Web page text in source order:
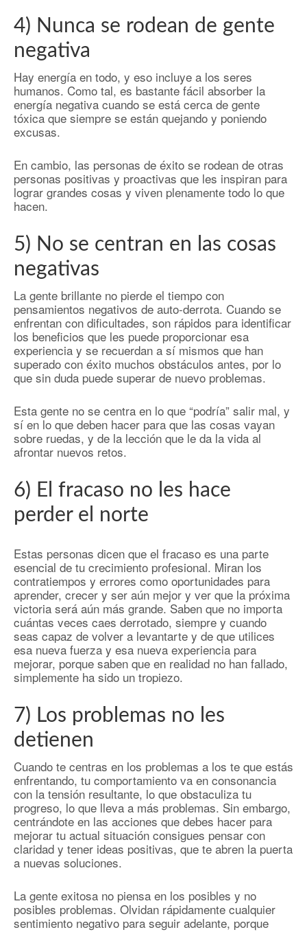
4) Nunca se rodean de gente
negativa
Hay energía en todo, y eso incluye a los seres
humanos. Como tal, es bastante fácil absorber la
energía negativa cuando se está cerca de gente
tóxica que siempre se están quejando y poniendo
excusas.
En cambio, las personas de éxito se rodean de otras
personas positivas y proactivas que les inspiran para
lograr grandes cosas y viven plenamente todo lo que
hacen.
5) No se centran en las cosas
negativas
La gente brillante no pierde el tiempo con
pensamientos negativos de auto-derrota. Cuando se
enfrentan con dificultades, son rápidos para identificar
los beneficios que les puede proporcionar esa
experiencia y se recuerdan a sí mismos que han
superado con éxito muchos obstáculos antes, por lo
que sin duda puede superar de nuevo problemas.
Esta gente no se centra en lo que “podría” salir mal, y
sí en lo que deben hacer para que las cosas vayan
sobre ruedas, y de la lección que le da la vida al
afrontar nuevos retos.
6) El fracaso no les hace
perder el norte
Estas personas dicen que el fracaso es una parte
esencial de tu crecimiento profesional. Miran los
contratiempos y errores como oportunidades para
aprender, crecer y ser aún mejor y ver que la próxima
victoria será aún más grande. Saben que no importa
cuántas veces caes derrotado, siempre y cuando
seas capaz de volver a levantarte y de que utilices
esa nueva fuerza y ​​esa nueva experiencia para
mejorar, porque saben que en realidad no han fallado,
simplemente ha sido un tropiezo.
7) Los problemas no les
detienen
Cuando te centras en los problemas a los te que estás
enfrentando, tu comportamiento va en consonancia
con la tensión resultante, lo que obstaculiza tu
progreso, lo que lleva a más problemas. Sin embargo,
centrándote en las acciones que debes hacer para
mejorar tu actual situación consigues pensar con
claridad y tener ideas positivas, que te abren la puerta
a nuevas soluciones.
La gente exitosa no piensa en los posibles y no
posibles problemas. Olvidan rápidamente cualquier
sentimiento negativo para seguir adelante, porque